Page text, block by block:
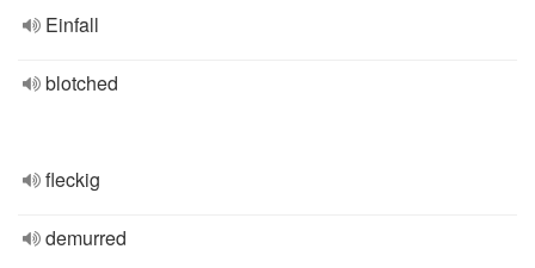
Einfall
blotched
fleckig
demurred